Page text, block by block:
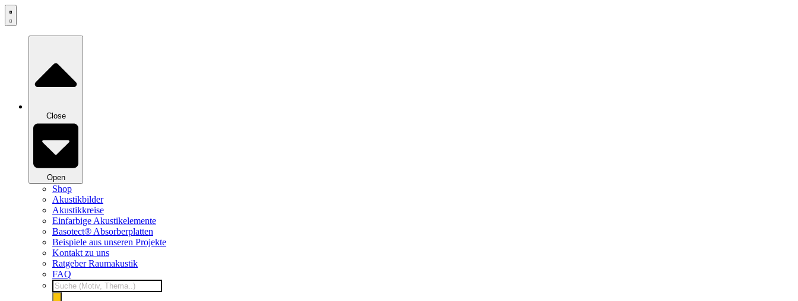
Zum
Inhalt
Close
Open
Shop
Akustikbilder
Akustikkreise
Einfarbige Akustikelemente
Basotect® Absorberplatten
Beispiele aus unseren Projekte
Kontakt zu uns
Ratgeber Raumakustik
FAQ
Products
search